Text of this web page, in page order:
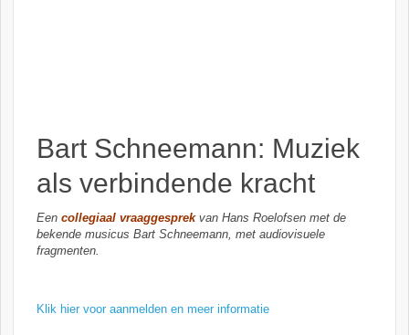
Bart Schneemann: Muziek
als verbindende kracht
Eencollegiaal vraaggesprekvan Hans Roelofsen met de
bekende musicus Bart Schneemann, met audiovisuele
fragmenten.
Klik hier voor aanmelden en meer informatie